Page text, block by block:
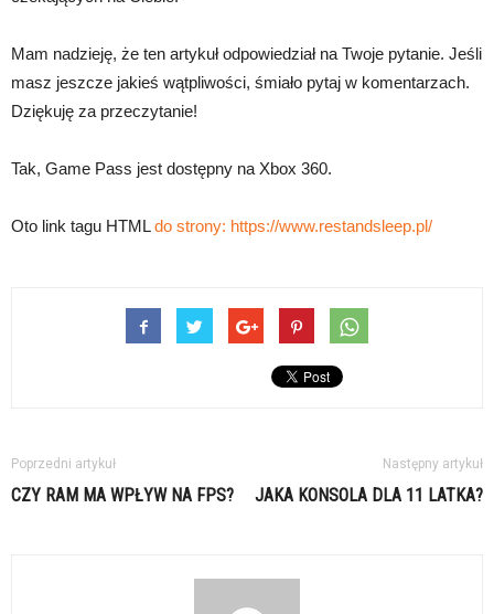
Mam nadzieję, że ten artykuł odpowiedział na Twoje pytanie. Jeśli
masz jeszcze jakieś wątpliwości, śmiało pytaj w komentarzach.
Dziękuję za przeczytanie!
Tak, Game Pass jest dostępny na Xbox 360.
Oto link tagu HTMLdo strony: https://www.restandsleep.pl/
Poprzedni artykuł
CZY RAM MA WPŁYW NA FPS?
Następny artykuł
JAKA KONSOLA DLA 11 LATKA?